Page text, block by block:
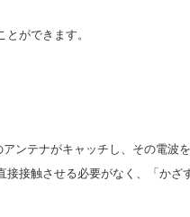
ができます。
ンテナがキャッチし、その電波
接触させる必要がなく、「かざ